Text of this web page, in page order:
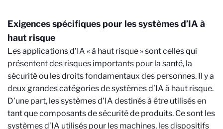
Exigences spécifiques pour les systèmes d’IA à
haut risque
Les applications d’IA « à haut risque » sont celles qui
présentent des risques importants pour la santé, la
sécurité ou les droits fondamentaux des personnes. Il y a
deux grandes catégories de systèmes d’IA à haut risque.
D’une part, les systèmes d’IA destinés à être utilisés en
tant que composants de sécurité de produits. Ce sont les
systèmes d’IA utilisés pour les machines, les dispositifs